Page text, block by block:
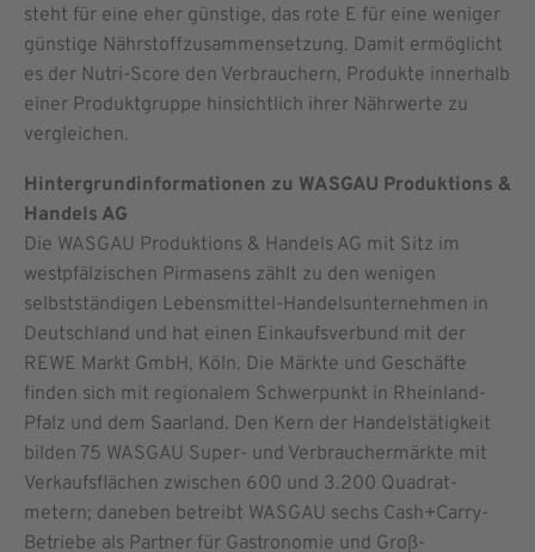
steht für eine eher günstige, das rote E für eine weniger
günstige Nährstoffzusammensetzung. Damit ermöglicht
es der Nutri-Score den Verbrauchern, Produkte innerhalb
einer Produktgruppe hinsichtlich ihrer Nährwerte zu
vergleichen.
Hintergrundinformationen zu WASGAU Produktions &
Handels AG
Die WASGAU Produktions & Handels AG mit Sitz im
westpfälzischen Pirmasens zählt zu den wenigen
selbstständigen Lebensmittel-Handelsunternehmen in
Deutschland und hat einen Einkaufsverbund mit der
REWE Markt GmbH, Köln. Die Märkte und Geschäfte
finden sich mit regionalem Schwer­punkt in Rheinland-
Pfalz und dem Saarland. Den Kern der Handelstätigkeit
bilden 75 WASGAU Super- und Verbrauchermärkte mit
Verkaufsflächen zwischen 600 und 3.200 Quadrat­
metern; daneben betreibt WASGAU sechs Cash+Carry-
Betriebe als Partner für Gastronomie und Groß­